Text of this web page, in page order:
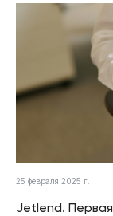
25 февраля 2025 г.
Jetlend.